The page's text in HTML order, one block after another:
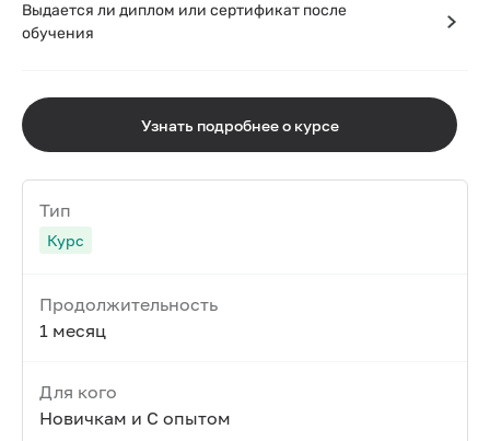
Выдается ли диплом или сертификат после
обучения
Узнать подробнее о курсе
Тип
Курс
Продолжительность
1 месяц
Для кого
Новичкам и С опытом